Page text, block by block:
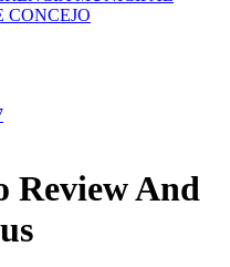
CONCEJO
Review And